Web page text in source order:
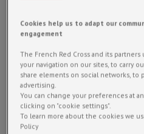
Paré pa Paré : tous
Le 12 octobre 2022, une
ont participé à une demie
sensibilisation aux risques
moyens de protection
Cookies help us to adapt our
engagement
The French Red Cross and its
your navigation on our sites, to carry
share elements on social networks,
advertising.
You can change your preferences at
clicking on "cookie settings".
To learn more about the cookies we
Policy